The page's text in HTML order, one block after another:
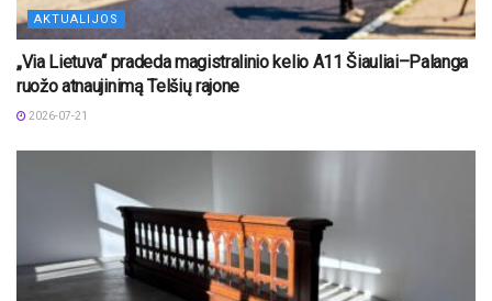
AKTUALIJOS
„Via Lietuva“ pradeda magistralinio kelio A11 Šiauliai–Palanga
ruožo atnaujinimą Telšių rajone
2026-07-21